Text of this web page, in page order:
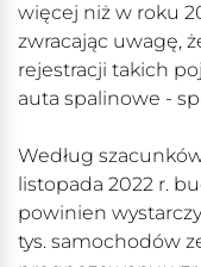
więcej niż w roku
zwracając uwagę,
rejestracji takich
auta spalinowe -
Według
listopada 2022 r.
powinien
tys. samochodów